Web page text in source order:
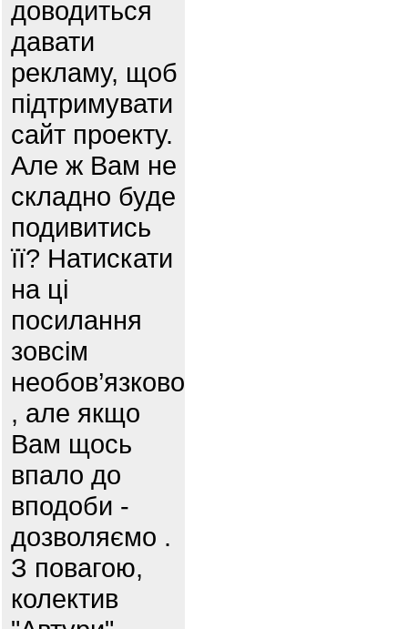
доводиться
давати
рекламу, щоб
підтримувати
сайт проекту.
Але ж Вам не
складно буде
подивитись
її? Натискати
на ці
посилання
зовсім
необов’язково
, але якщо
Вам щось
впало до
вподоби -
дозволяємо .
З повагою,
колектив